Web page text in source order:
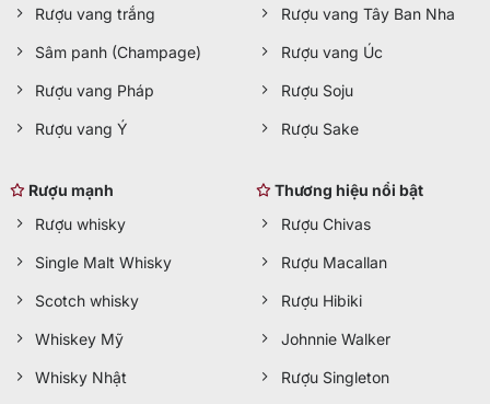
Rượu vang trắng
Sâm panh (Champage)
Rượu vang Pháp
Rượu vang Ý
Rượu vang Tây Ban Nha
Rượu vang Úc
Rượu Soju
Rượu Sake
Rượu mạnh
Rượu whisky
Single Malt Whisky
Scotch whisky
Whiskey Mỹ
Whisky Nhật
Thương hiệu nổi bật
Rượu Chivas
Rượu Macallan
Rượu Hibiki
Johnnie Walker
Rượu Singleton